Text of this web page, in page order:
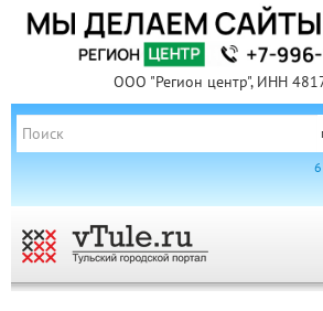
ООО "Регион центр", ИНН
6